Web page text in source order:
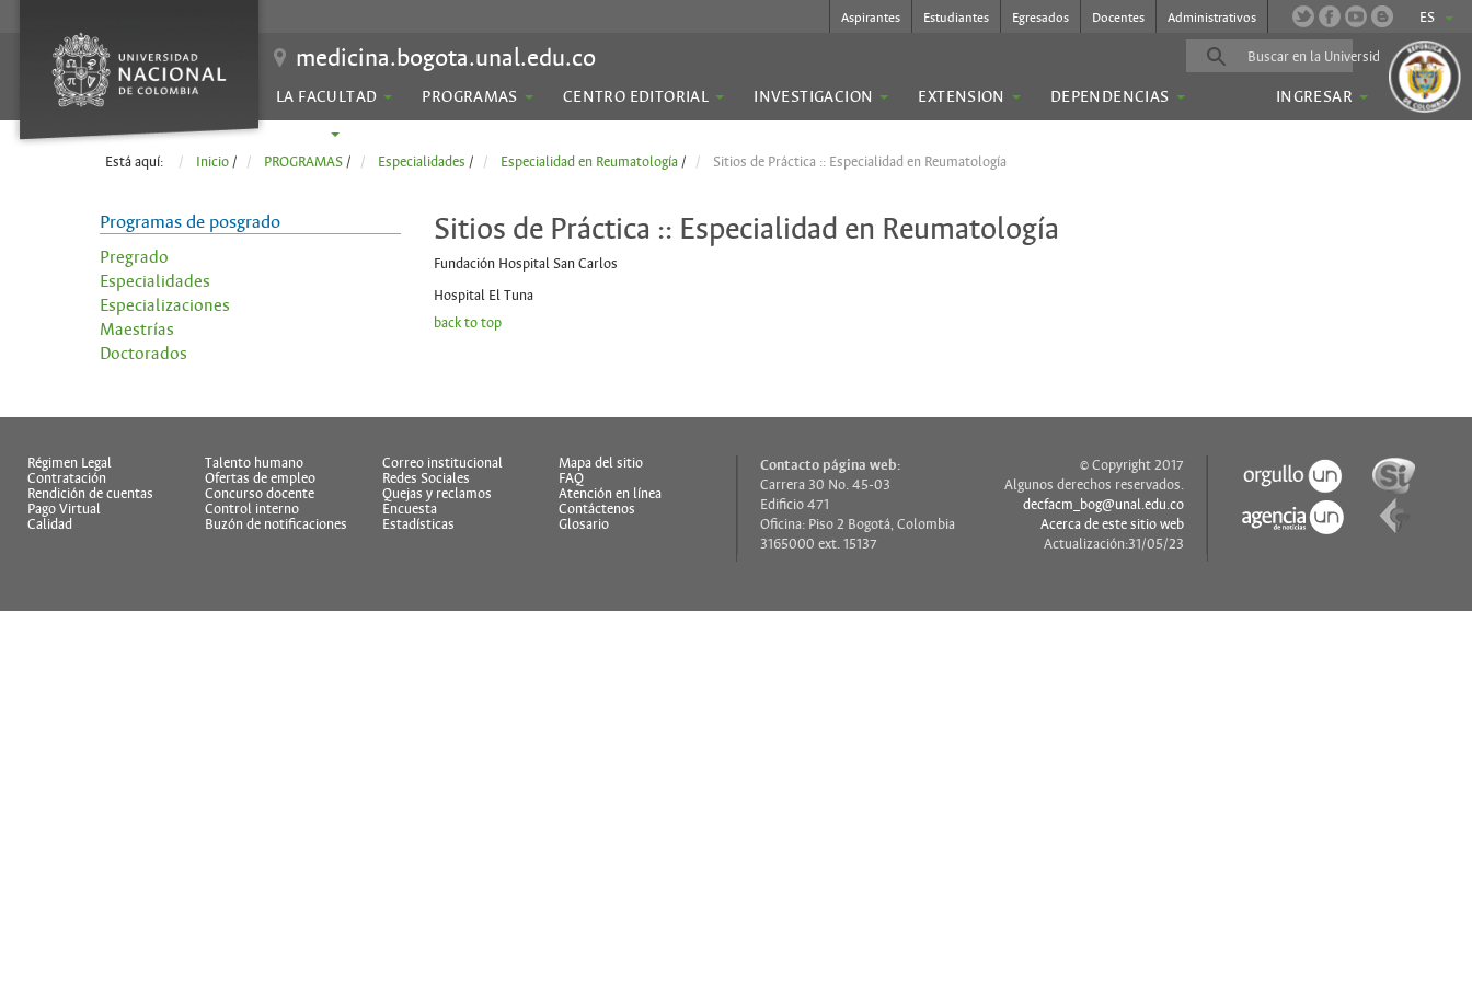
ES
Aspirantes Estudiantes Egresados Docentes Administrativos
medicina.bogota.unal.edu.co
LA FACULTAD PROGRAMAS CENTRO EDITORIAL INVESTIGACION EXTENSION DEPENDENCIAS
INGRESAR
Está aquí: Inicio / PROGRAMAS / Especialidades / Especialidad en Reumatología / Sitios de Práctica :: Especialidad en Reumatología
Programas de posgrado
Pregrado
Especialidades
Especializaciones
Maestrías
Doctorados
Sitios de Práctica :: Especialidad en Reumatología
Fundación Hospital San Carlos
Hospital El Tuna
back to top
Régimen Legal
Talento humano
Contratación
Ofertas de empleo
Rendición de cuentas
Concurso docente
Pago Virtual
Control interno
Calidad
Buzón de notificaciones
Correo institucional
Mapa del sitio
Redes Sociales
FAQ
Quejas y reclamos
Atención en línea
Encuesta
Contáctenos
Estadísticas
Glosario
Contacto página web:
Carrera 30 No. 45-03
Edificio 471
Oficina: Piso 2 Bogotá, Colombia
3165000 ext. 15137
© Copyright 2017
Algunos derechos reservados.
decfacm_bog@unal.edu.co
Acerca de este sitio web
Actualización:31/05/23